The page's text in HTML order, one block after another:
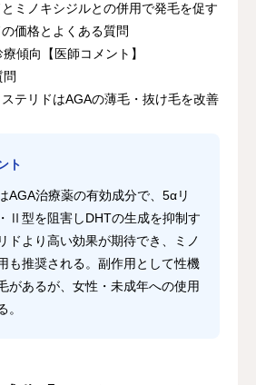
ミノキシジルとの併用で発毛を促す
価格とよくある質問
傾向【医師コメント】
問
テリドはAGAの薄毛・抜け毛を改善
ト
AGA治療薬の有効成分で、5αリ
Ⅱ型を阻害しDHTの生成を抑制す
ドより高い効果が期待でき、ミノ
も推奨される。副作用として性機
があるが、女性・未成年への使用
。